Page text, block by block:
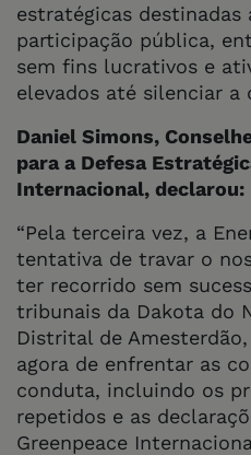
estratégicas destinadas
participação pública,
sem fins lucrativos e
elevados até silenciar a
Daniel Simons,
para a Defesa
Internacional, declarou:
“Pela terceira vez, a
tentativa de travar o
ter recorrido sem
tribunais da Dakota do
Distrital de
agora de enfrentar as
conduta, incluindo os
repetidos e as
Greenpeace